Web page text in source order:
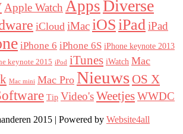
Apple Watch Apps Diverse
iCloud iMaciOSiPadiPad
iPhone 6 iPhone 6S iPhone keynote 2013
keynote 2015 iPod iTunes iWatch Mac
Mac mini Mac Pro Nieuws OS X
Tip Video'sWeetjesWWDC
2015 | Powered by Website4all